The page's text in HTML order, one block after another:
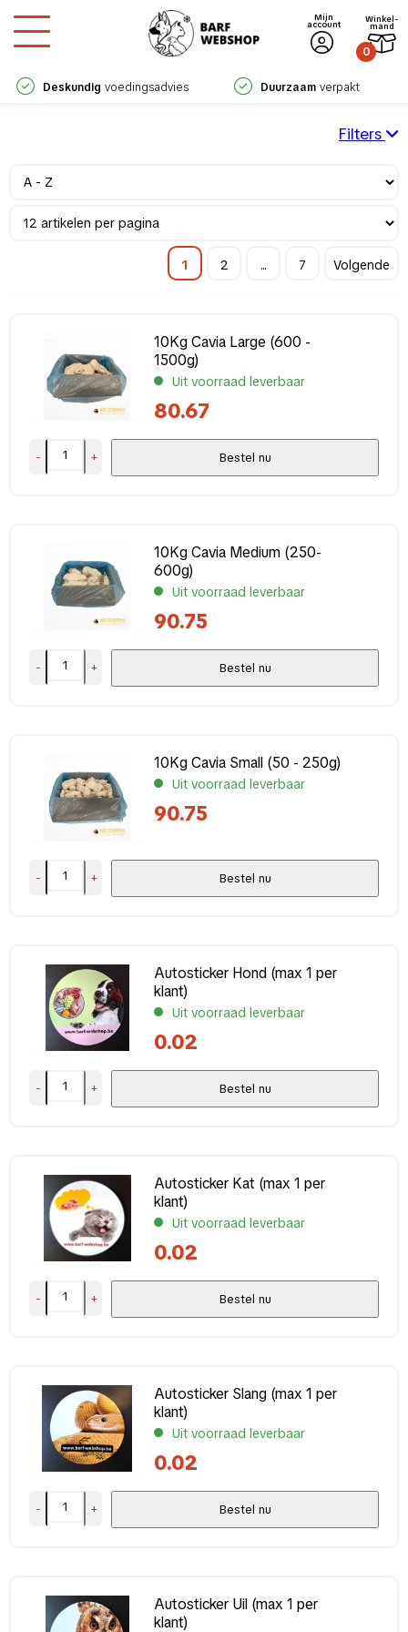
0
Winkel­
mand
Mijn
account
Deskundig voedingsadvies Duurzaam verpakt
Filters
Samenstelling
Duif(2)
Konijn(7)
Kwartel(2)
Muis(17)
Vis (12)
Animalfoods
Kiezebrink(30)
Overig / Divers
Complete voeding?
Toegevoegde granen?
Nee(3)
Verpakking
400-600 g(13)
50-250 g(5)
Toon meer
1 2 ... 7 Volgende
10Kg Cavia Large (600 -
1500g)
Uit voorraad leverbaar
80.67
- + Bestel nu
10Kg Cavia Medium (250-
600g)
Uit voorraad leverbaar
90.75
- + Bestel nu
10Kg Cavia Small (50 - 250g)
Uit voorraad leverbaar
90.75
- + Bestel nu
Autosticker Hond (max 1 per
klant)
Uit voorraad leverbaar
0.02
- + Bestel nu
Autosticker Kat (max 1 per
klant)
Uit voorraad leverbaar
0.02
- + Bestel nu
Autosticker Slang (max 1 per
klant)
Uit voorraad leverbaar
0.02
- + Bestel nu
Autosticker Uil (max 1 per
klant)